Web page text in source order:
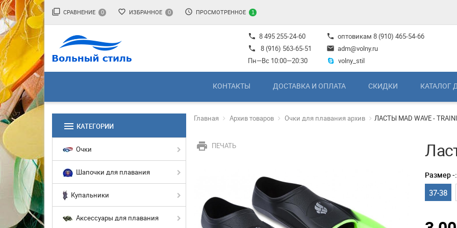
filter_none СРАВНЕНИЕ 0 favorite_border ИЗБРАННОЕ 0 access_time ПРОСМОТРЕННОЕ 1
phone 8 495 255-24-60
phone
8 (916) 563-65-51
Пн—Вс 10:00—20:30
phone оптовикам 8 (910) 465-54-66
mail adm@volny.ru
volny_stil
КОНТАКТЫ ДОСТАВКА И ОПЛАТА СКИДКИ КАТАЛОГ
menu КАТЕГОРИИ
Очки
Шапочки для плавания
Купальники
Аксессуары для плавания
Главная Архив товаров Очки для плавания архив ЛАСТЫ MAD WAVE -
print ПЕЧАТЬ
Размер -:
37-38